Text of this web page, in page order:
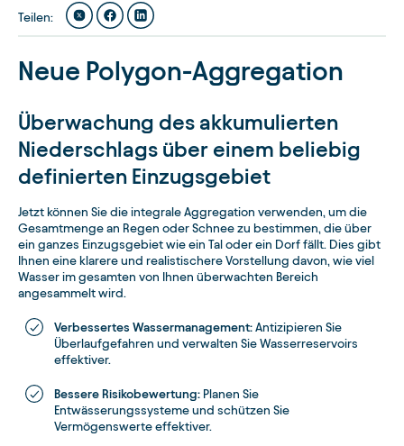
Teilen:
Neue Polygon-Aggregation
Überwachung des akkumulierten
Niederschlags über einem beliebig
definierten Einzugsgebiet
Jetzt können Sie die integrale Aggregation verwenden, um die
Gesamtmenge an Regen oder Schnee zu bestimmen, die über
ein ganzes Einzugsgebiet wie ein Tal oder ein Dorf fällt. Dies gibt
Ihnen eine klarere und realistischere Vorstellung davon, wie viel
Wasser im gesamten von Ihnen überwachten Bereich
angesammelt wird.
Verbessertes Wassermanagement: Antizipieren Sie
Überlaufgefahren und verwalten Sie Wasserreservoirs
effektiver.
Bessere Risikobewertung: Planen Sie
Entwässerungssysteme und schützen Sie
Vermögenswerte effektiver.